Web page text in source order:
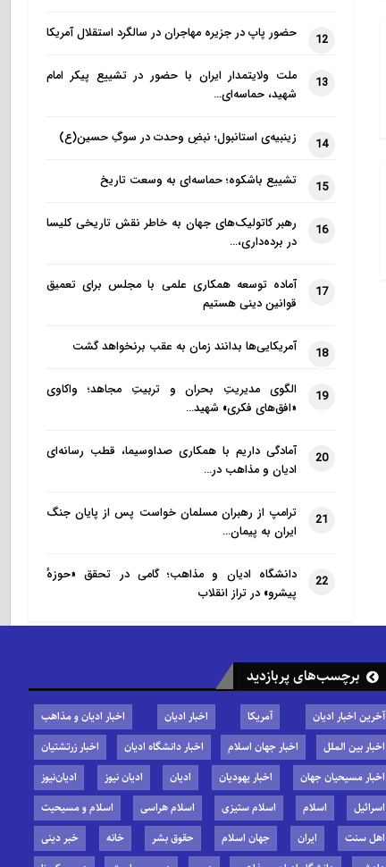
12 حضور پاپ در جزیره مهاجران در سالگرد استقلال آمریکا
13
ملت ولایتمدار ایران با حضور در تشییع پیکر امام
شهید، حماسه‌ای…
14 زینبیه‌ی استانبول؛ نبضِ وحدت در سوگِ حسین(ع)
15 تشییع باشکوه؛ حماسه‌ای به وسعت تاریخ
16
رهبر کاتولیک‌های جهان به خاطر نقش تاریخی کلیسا
در برده‌داری،…
17
آماده توسعه همکاری علمی با مجلس برای تعمیق
قوانین دینی هستیم
18 آمریکایی‌ها بدانند زمان به عقب برنخواهد گشت
19
الگوی مدیریتِ بحران و تربیتِ مجاهد؛ واکاوی
«افق‌های فکری» شهید…
20
آمادگی داریم با همکاری صداوسیما، قطب رسانه‌ای
ادیان و مذاهب در…
21
ترامپ از رهبران مسلمان خواست پس از پایان جنگ
ایران به پیمان…
22
دانشگاه ادیان و مذاهب؛ گامی در تحقق «حوزهٔ
پیشرو» در تراز انقلاب
برچسب‌های پربازدید
آخرین اخبار ادیان آمریکا اخبار ادیان
اخبار ادیان و مذاهب
اخبار بین الملل
اخبار جهان اسلام اخبار دانشگاه ادیان
اخبار زرتشتیان
اخبار مسیحیان جهان
اخبار یهودیان ادیان ادیان نیوز
ادیان‌نیوز
اسرائیل
اسلام اسلام ستیزی اسلام هراسی
اسلام و مسیحیت
اهل سنت
ایران جهان اسلام حقوق بشر خانه
خبر دینی